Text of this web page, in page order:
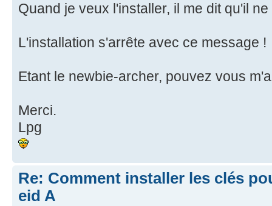
Quand je veux l'installer, il me dit qu'il
L'installation s'arrête avec ce message !
Etant le newbie-archer, pouvez vous
Merci.
Lpg
Re: Comment installer les clés
eid A